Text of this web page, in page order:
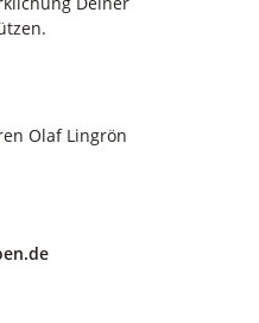
Olaf Lingrön